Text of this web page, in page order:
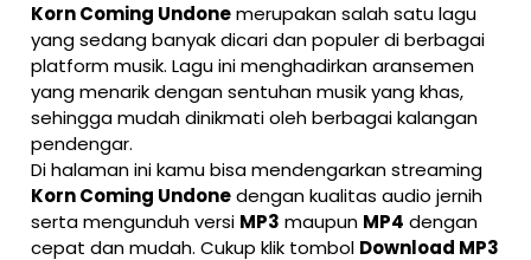
Korn Coming Undonemerupakan salah satu lagu
yang sedang banyak dicari dan populer di berbagai
platform musik. Lagu ini menghadirkan aransemen
yang menarik dengan sentuhan musik yang khas,
sehingga mudah dinikmati oleh berbagai kalangan
pendengar.
Di halaman ini kamu bisa mendengarkan streaming
Korn Coming Undonedengan kualitas audio jernih
serta mengunduh versi MP3 maupun MP4 dengan
cepat dan mudah. Cukup klik tombol Download MP3